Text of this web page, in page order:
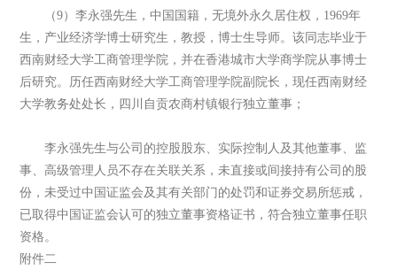
（9）李永强先生，中国国籍，无境外永久居住权，1969年
生，产业经济学博士研究生，教授，博士生导师。该同志毕业于
西南财经大学工商管理学院，并在香港城市大学商学院从事博士
后研究。历任西南财经大学工商管理学院副院长，现任西南财经
大学教务处处长，四川自贡农商村镇银行独立董事；
李永强先生与公司的控股股东、实际控制人及其他董事、监
事、高级管理人员不存在关联关系，未直接或间接持有公司的股
份，未受过中国证监会及其有关部门的处罚和证券交易所惩戒，
已取得中国证监会认可的独立董事资格证书，符合独立董事任职
资格。
附件二